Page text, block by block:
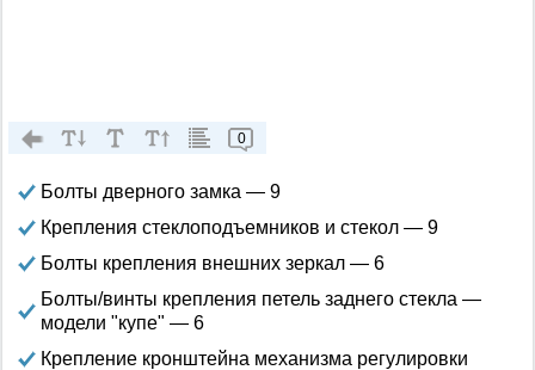
0
Болты дверного замка — 9
Крепления стеклоподъемников и стекол — 9
Болты крепления внешних зеркал — 6
Болты/винты крепления петель заднего стекла —
модели "купе" — 6
Крепление кронштейна механизма регулировки